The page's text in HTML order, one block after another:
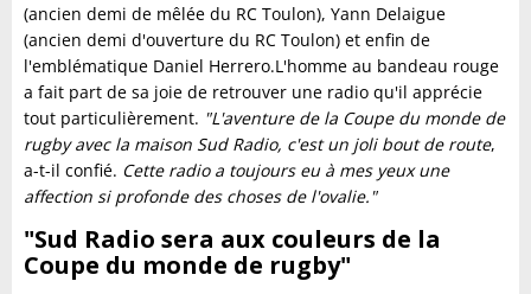
(ancien demi de mêlée du RC Toulon), Yann Delaigue
(ancien demi d'ouverture du RC Toulon) et enfin de
l'emblématique Daniel Herrero.L'homme au bandeau rouge
a fait part de sa joie de retrouver une radio qu'il apprécie
tout particulièrement. "L'aventure de la Coupe du monde de
rugby avec la maison Sud Radio, c'est un joli bout de route,
a-t-il confié. Cette radio a toujours eu à mes yeux une
affection si profonde des choses de l'ovalie."
"Sud Radio sera aux couleurs de la
Coupe du monde de rugby"